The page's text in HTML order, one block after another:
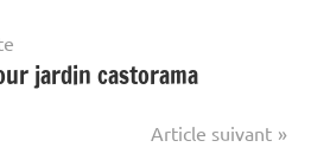
jardin castorama
Article suivant